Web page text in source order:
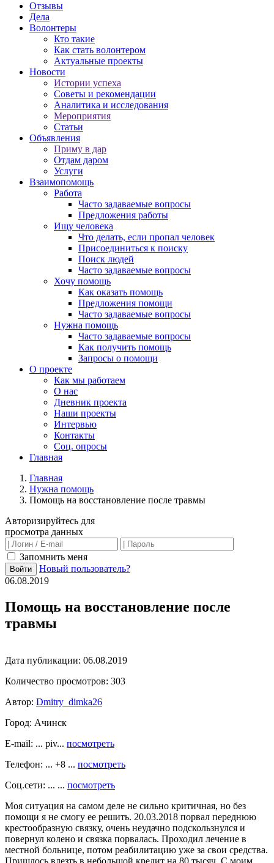
Отзывы
Дела
Волонтеры
Кто такие
Как стать волонтером
Актуальные проекты
Новости
Истории успеха
Советы и рекомендации
Аналитика и исследования
Мероприятия
Статьи
Объявления
Приму в дар
Отдам даром
Услуги
Взаимопомощь
Работа
Часто задаваемые вопросы
Предложения работы
Ищу человека
Что делать, если пропал человек
Присоединиться к поиску
Поиск людей
Часто задаваемые вопросы
Хочу помощь
Как оказать помощь
Предложения помощи
Часто задаваемые вопросы
Нужна помощь
Часто задаваемые вопросы
Как получить помощь
Запросы о помощи
О проекте
Как мы работаем
О нас
Дневник проекта
Наши проекты
Интервью
Контакты
Соц. опросы
Главная
Главная
Нужна помощь
Помощь на восстановление после травмы
Авторизируйтесь для
просмотра данных
Запомнить меня
Войти
Новый пользователь?
06.08.2019
Помощь на восстановление после
травмы
Дата публикации: 06.08.2019
Количество просмотров: 303
Автор: Dmitry_dimka26
Город: Ачинск
E-mail: ... piv... посмотреть
Телефон: ... +8 ... посмотреть
Соц.сети: ... ... посмотреть
Моя ситуация на самом деле не сильно критичная, но без
помощи я не смогу ее решить. 20.03.2018 порвал переднюю
крестообразную связку, очень неудачно подскользнулся и
повернул колено и связка порвалась. Проходил лечение в
местной больнице, потом реабилитацию уже за свои средства.
Пришлось влезть в небольшой кредит на 80 тысяч. С моим